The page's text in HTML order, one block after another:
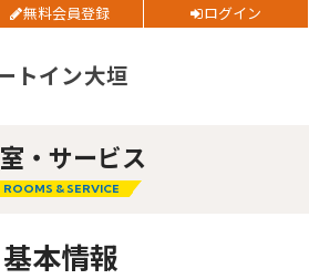
無料会員登録 ログイン
トイン大垣
・サービス
ROOMS & SERVICE
基本情報
サイトからのご予約
閉じる